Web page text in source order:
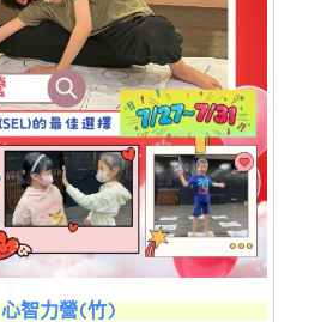
心智力營(竹)